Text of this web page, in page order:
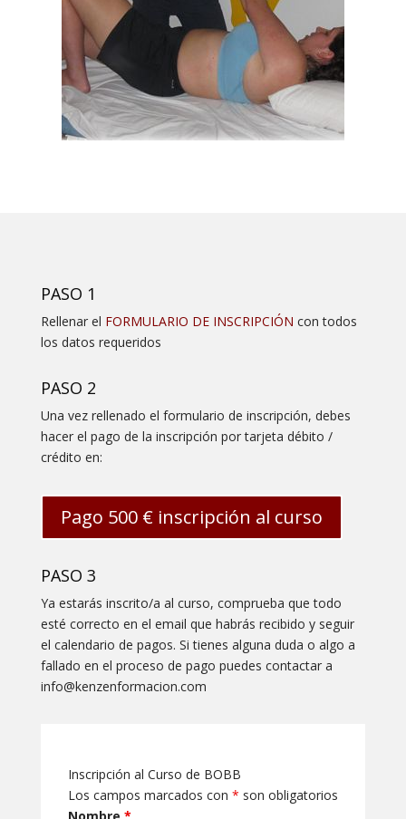
PASO 1
Rellenar el FORMULARIO DE INSCRIPCIÓN con todos
los datos requeridos
PASO 2
Una vez rellenado el formulario de inscripción, debes
hacer el pago de la inscripción por tarjeta débito /
crédito en:
Pago 500 € inscripción al curso
PASO 3
Ya estarás inscrito/a al curso, comprueba que todo
esté correcto en el email que habrás recibido y seguir
el calendario de pagos. Si tienes alguna duda o algo a
fallado en el proceso de pago puedes contactar a
info@kenzenformacion.com
Inscripción al Curso de BOBB
Los campos marcados con * son obligatorios